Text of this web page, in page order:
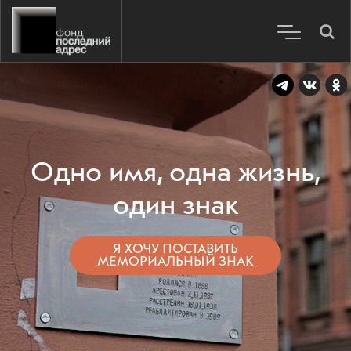
Одно имя, одна жизнь,
один знак
Я ХОЧУ ПОСТАВИТЬ
МЕМОРИАЛЬНЫЙ ЗНАК